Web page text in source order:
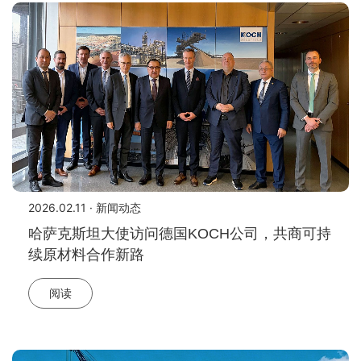
2026.02.11 · 新闻动态
哈萨克斯坦大使访问德国KOCH公司，共商可持
续原材料合作新路
阅读